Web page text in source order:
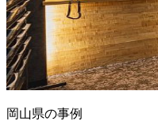
岡山県の事例